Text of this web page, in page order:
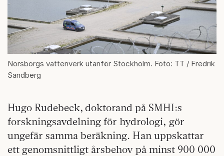
Norsborgs vattenverk utanför Stockholm. Foto: TT / Fredrik
Sandberg
Hugo Rudebeck, doktorand på SMHI:s
forskningsavdelning för hydrologi, gör
ungefär samma beräkning. Han uppskattar
ett genomsnittligt årsbehov på minst 900 000